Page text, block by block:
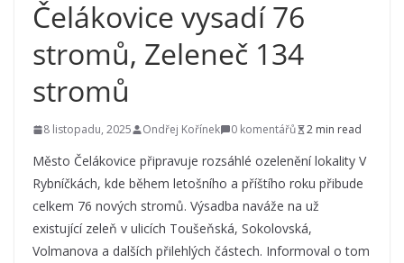
Čelákovice vysadí 76
stromů, Zeleneč 134
stromů
8 listopadu, 2025 Ondřej Kořínek 0 komentářů 2 min read
Město Čelákovice připravuje rozsáhlé ozelenění lokality V
Rybníčkách, kde během letošního a příštího roku přibude
celkem 76 nových stromů. Výsadba naváže na už
existující zeleň v ulicích Toušeňská, Sokolovská,
Volmanova a dalších přilehlých částech. Informoval o tom